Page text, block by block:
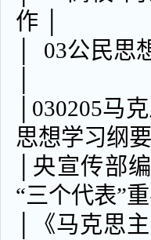
作 │
│ 03
│030205马
思想学习纲
│央宣传部
“三个代表”
│《马克思